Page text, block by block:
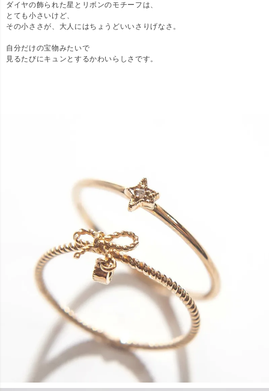
ダイヤの飾られた星とリボンのモチーフは、
とても小さいけど、
その小ささが、大人にはちょうどいいさりげなさ。
自分だけの宝物みたいで
見るたびにキュンとするかわいらしさです。